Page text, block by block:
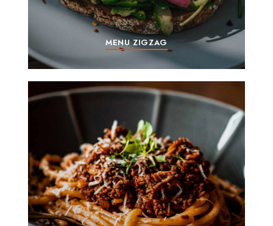
MENU ZIGZAG